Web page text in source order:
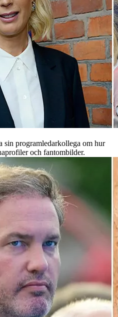
sin programledarkollega om hur
och fantombilder.